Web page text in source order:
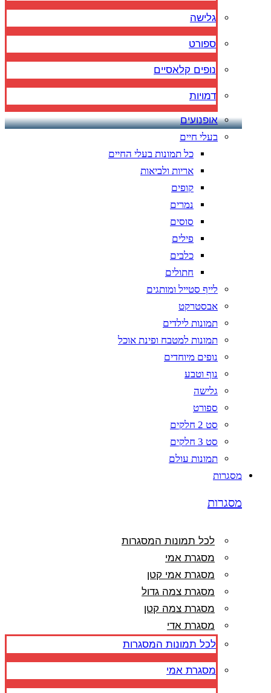
גלישה
ספורט
נופים קלאסיים
דמויות
אופנועים
בעלי חיים
כל תמונות בעלי החיים
אריות ולביאות
קופים
נמרים
סוסים
פילים
כלבים
חתולים
לייף סטייל ומותגים
אבסטרקט
תמונות לילדים
תמונות למטבח ופינת אוכל
נופים מיוחדים
נוף וטבע
גלישה
ספורט
סט 2 חלקים
סט 3 חלקים
תמונות עולם
מסגרות
מסגרות
לכל תמונות המסגרות
מסגרת אמי
מסגרת אמי קטן
מסגרת צמה גדול
מסגרת צמה קטן
מסגרת אדי
לכל תמונות המסגרות
מסגרת אמי